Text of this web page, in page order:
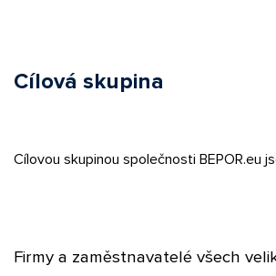
Cílová skupina
Cílovou skupinou společnosti BEPOR.eu
Firmy a zaměstnavatelé všech